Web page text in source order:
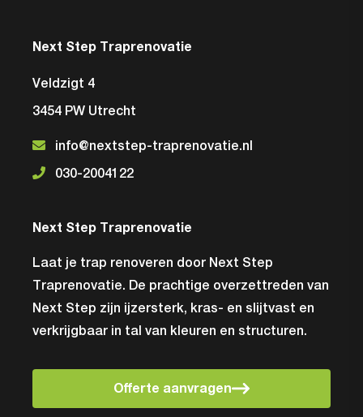
Next Step Traprenovatie
Veldzigt 4
3454 PW Utrecht
info@nextstep-traprenovatie.nl
030-2004122
Next Step Traprenovatie
Laat je trap renoveren door Next Step
Traprenovatie. De prachtige overzettreden van
Next Step zijn ijzersterk, kras- en slijtvast en
verkrijgbaar in tal van kleuren en structuren.
Offerte aanvragen